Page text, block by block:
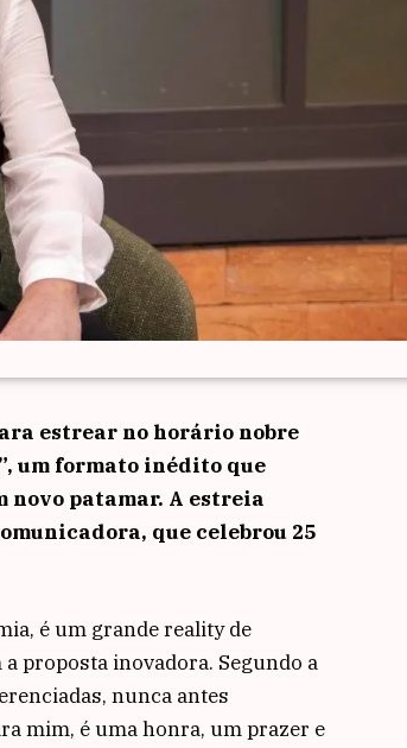
estrear no horário nobre
um formato inédito que
novo patamar. A estreia
que celebrou 25
é um grande reality de
proposta inovadora. Segundo a
nunca antes
mim, é uma honra, um prazer e